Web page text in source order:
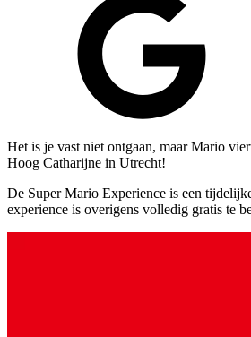
Het is je vast niet ontgaan, maar Mario
Hoog Catharijne in Utrecht!
De Super Mario Experience is een
experience is overigens volledig gratis te